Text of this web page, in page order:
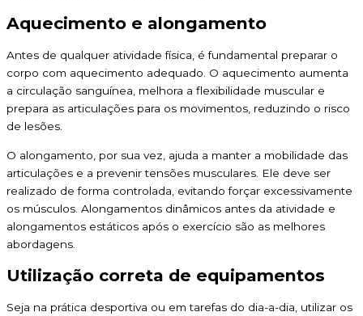
Aquecimento e alongamento
Antes de qualquer atividade física, é fundamental preparar o
corpo com aquecimento adequado. O aquecimento aumenta
a circulação sanguínea, melhora a flexibilidade muscular e
prepara as articulações para os movimentos, reduzindo o risco
de lesões.
O alongamento, por sua vez, ajuda a manter a mobilidade das
articulações e a prevenir tensões musculares. Ele deve ser
realizado de forma controlada, evitando forçar excessivamente
os músculos. Alongamentos dinâmicos antes da atividade e
alongamentos estáticos após o exercício são as melhores
abordagens.
Utilização correta de equipamentos
Seja na prática desportiva ou em tarefas do dia-a-dia, utilizar os